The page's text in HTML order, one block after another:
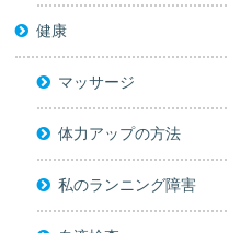
健康
マッサージ
体力アップの方法
私のランニング障害